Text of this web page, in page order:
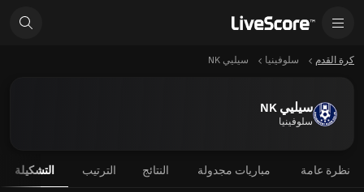
كرة القدم سلوفينيا سيليي NK
سيليي NK
سلوفينيا
نظرة عامة مباريات مجدولة النتائج الترتيب التشكيلة